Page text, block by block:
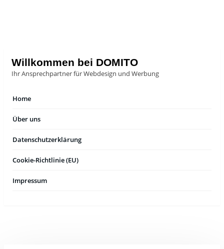
Willkommen bei DOMITO
Ihr Ansprechpartner für Webdesign und Werbung
Home
Über uns
Datenschutzerklärung
Cookie-Richtlinie (EU)
Impressum